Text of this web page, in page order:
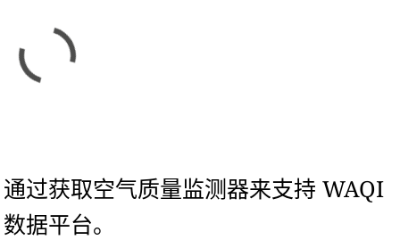
通过获取空气质量监测器来支持 WAQI
数据平台。